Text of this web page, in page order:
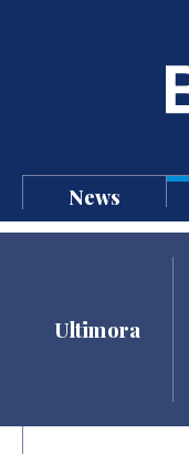
News
Ultimora